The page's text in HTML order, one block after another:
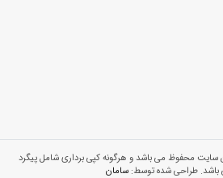
سایت محفوظ می باشد و هرگونه کپی برداری شامل پیگرد
باشد. طراحی شده توسط:سامان